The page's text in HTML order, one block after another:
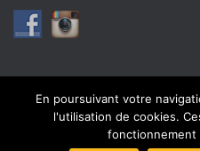
FACEBOOK INSTAGRAM
En poursuivant votre
l'utilisation de cookies.
fonctionnement